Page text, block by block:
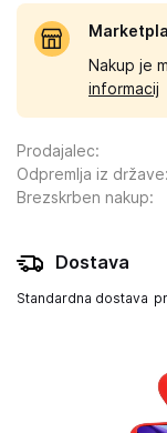
Nakup je
informacij
Prodajalec:
Odpremlja iz države:
Brezskrben nakup:
Dostava
Standardna dostava